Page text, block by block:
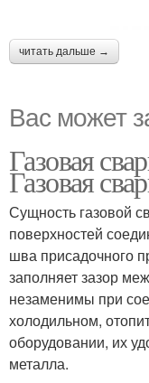
читать дальше →
Вас может
Газовая
Газовая
Сущность газовой
поверхностей
шва присадочного
заполняет зазор
незаменимы при
холодильном,
оборудовании, их
металла.